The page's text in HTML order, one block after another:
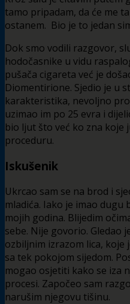
tamo pripadam, da će me
ostanem. Bio je to jedan
Dok smo vodili razgovor,
hodočasnike u vidu
pušača cigareta već je
Diomentirione. Sjedio je u
karakteristika, nevoljno
uzimao im po 25 evra i
bio ljut što već ko zna
proceduru.
Iskušenik
Ukrcao sam se na brod i
mladića. Iako je imao dugu
mojih godina. Blijedim
sebe. Nije govorio. Gledao
ozbiljnim izrazom lica, koje
sa tek pokojom sijedom.
mogao osjetiti kako se iza
procesi. Započeo sam
narušim njegovu tišinu.